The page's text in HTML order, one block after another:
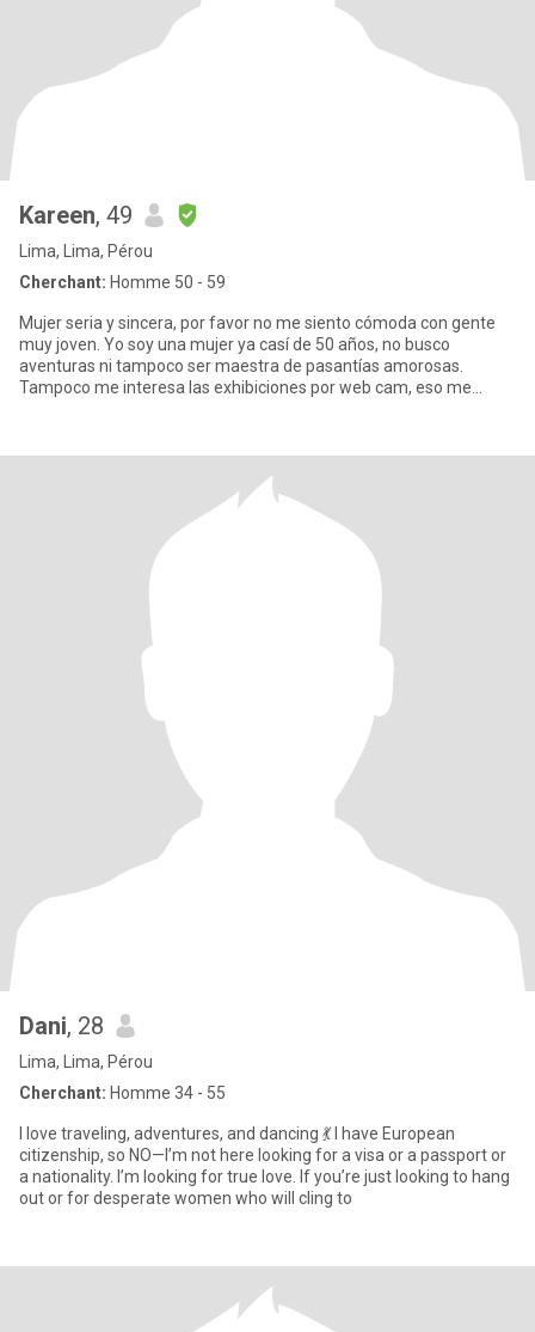
Kareen, 49
Lima, Lima, Pérou
Cherchant: Homme 50 - 59
Mujer seria y sincera, por favor no me siento cómoda con gente
muy joven. Yo soy una mujer ya casí de 50 años, no busco
aventuras ni tampoco ser maestra de pasantías amorosas.
Tampoco me interesa las exhibiciones por web cam, eso me
Dani, 28
Lima, Lima, Pérou
Cherchant: Homme 34 - 55
I love traveling, adventures, and dancing 💃 I have European
citizenship, so NO—I’m not here looking for a visa or a passport or
a nationality. I’m looking for true love. If you’re just looking to hang
out or for desperate women who will cling to